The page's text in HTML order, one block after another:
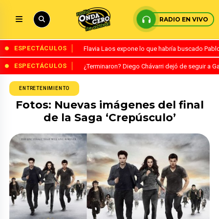
RADIO EN VIVO
ESPECTÁCULOS Flavia Laos expone lo que habría buscado
ESPECTÁCULOS ¿Terminaron? Diego Chávarri dejó de seguir a
ENTRETENIMIENTO
Fotos: Nuevas imágenes del final
de la Saga ‘Crepúsculo’